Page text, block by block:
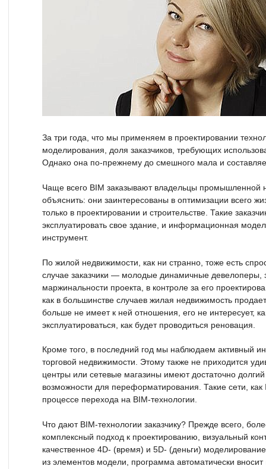
За три года, что мы применяем в проектировании
моделирования, доля заказчиков, требующих
Однако она по-прежнему до смешного мала и
Чаще всего BIM заказывают владельцы промышленной
объяснить: они заинтересованы в оптимизации всего
только в проектировании и строительстве. Такие
эксплуатировать свое здание, и информационная
инструмент.
По жилой недвижимости, как ни странно, тоже есть
случае заказчики — молодые динамичные девелоперы,
маржинальности проекта, в контроле за его
как в большинстве случаев жилая недвижимость
больше не имеет к ней отношения, его не интересует,
эксплуатироваться, как будет проводиться реновация.
Кроме того, в последний год мы наблюдаем активный
торговой недвижимости. Этому также не приходится
центры или сетевые магазины имеют достаточно
возможности для переформатирования. Такие сети, как
процессе перехода на BIM-технологии.
Что дают BIM-технологии заказчику? Прежде всего,
комплексный подход к проектированию, визуальный
качественное 4D- (время) и 5D- (деньги)
из элементов модели, программа автоматически